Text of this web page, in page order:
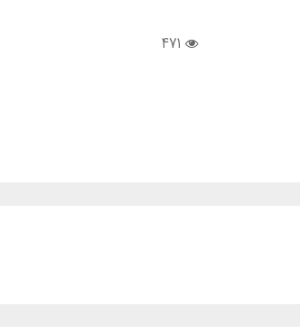
471